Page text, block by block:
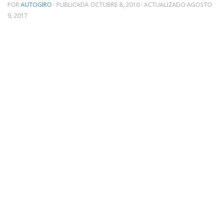
PORAUTOGIRO · PUBLICADA OCTUBRE 8, 2010 · ACTUALIZADO AGOSTO
9, 2017